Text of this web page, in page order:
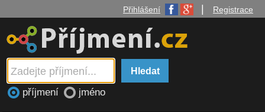
Přihlášení Registrace
příjmení jméno